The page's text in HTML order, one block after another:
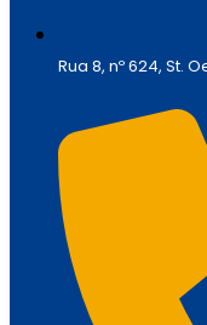
Rua 8, nº 624, St.